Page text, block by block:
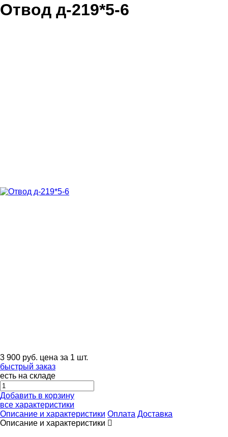
Отвод д-219*5-6
3 900 руб. цена за 1 шт.
быстрый заказ
есть на складе
Добавить в корзину
все характеристики
Описание и характеристики Оплата Доставка
Описание и характеристики